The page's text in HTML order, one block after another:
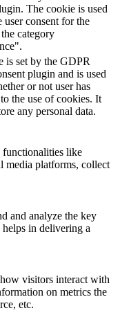
The cookie is used
user consent for the
category
is set by the GDPR
plugin and is used
or not user has
the use of cookies. It
any personal data.
functionalities like
media platforms, collect
and analyze the key
in delivering a
visitors interact with
on metrics the
etc.